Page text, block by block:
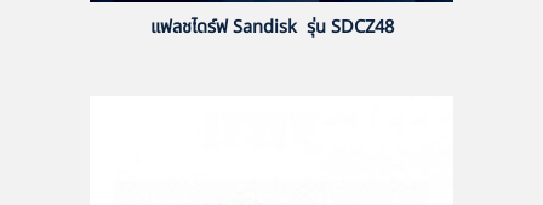
แฟลชไดร์ฟ Sandisk รุ่น SDCZ48